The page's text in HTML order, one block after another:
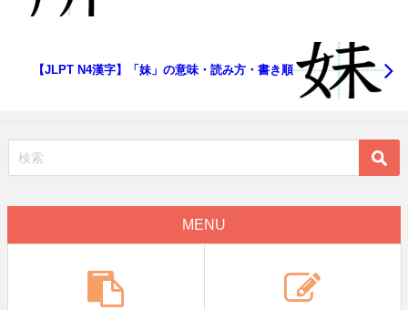
【JLPT N4漢字】「妹」の意味・読み方・書き順
MENU